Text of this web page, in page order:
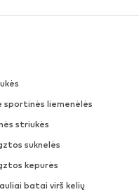
sportinės liemenėlės
striukės
suknelės
kepurės
batai virš kelių